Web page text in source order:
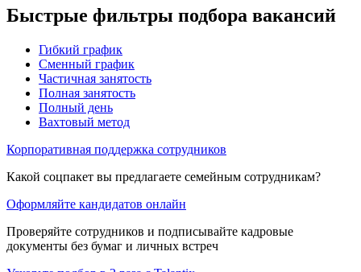
Быстрые фильтры подбора вакансий
Гибкий график
Сменный график
Частичная занятость
Полная занятость
Полный день
Вахтовый метод
Корпоративная поддержка сотрудников
Какой соцпакет вы предлагаете семейным сотрудникам?
Оформляйте кандидатов онлайн
Проверяйте сотрудников и подписывайте кадровые
документы без бумаг и личных встреч